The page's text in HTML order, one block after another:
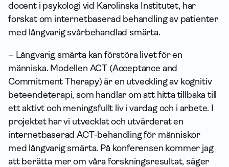
docent i psykologi vid Karolinska Institutet, har
forskat om internetbaserad behandling av patienter
med långvarig svårbehandlad smärta.
– Långvarig smärta kan förstöra livet för en
människa. Modellen ACT (Acceptance and
Commitment Therapy) är en utveckling av kognitiv
beteendeterapi, som handlar om att hitta tillbaka till
ett aktivt och meningsfullt liv i vardag och i arbete. I
projektet har vi utvecklat och utvärderat en
internetbaserad ACT-behandling för människor
med långvarig smärta. På konferensen kommer jag
att berätta mer om våra forskningsresultat, säger